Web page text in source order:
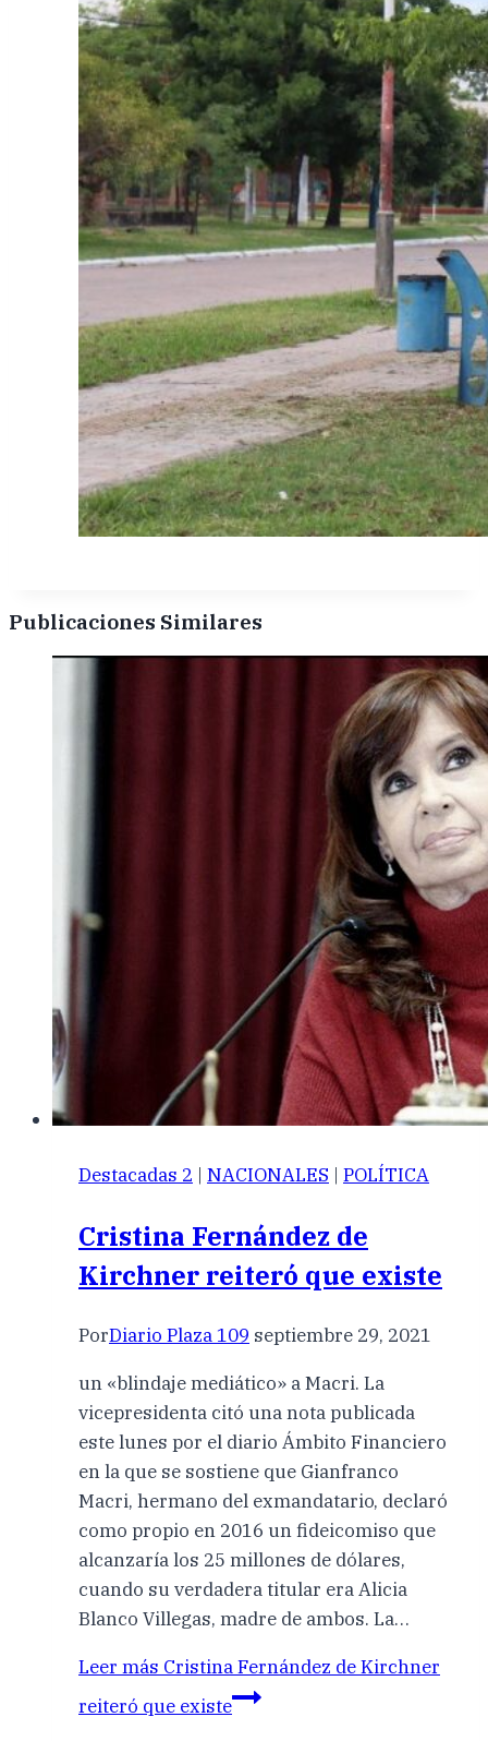
Publicaciones Similares
Destacadas 2 | NACIONALES | POLÍTICA
Cristina Fernández de
Kirchner reiteró que existe
PorDiario Plaza 109 septiembre 29, 2021
un «blindaje mediático» a Macri. La
vicepresidenta citó una nota publicada
este lunes por el diario Ámbito Financiero
en la que se sostiene que Gianfranco
Macri, hermano del exmandatario, declaró
como propio en 2016 un fideicomiso que
alcanzaría los 25 millones de dólares,
cuando su verdadera titular era Alicia
Blanco Villegas, madre de ambos. La…
Leer más Cristina Fernández de Kirchner
reiteró que existe